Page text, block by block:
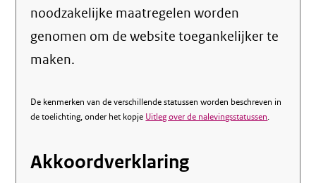
noodzakelijke maatregelen worden
genomen om de website toegankelijker te
maken.
De kenmerken van de verschillende statussen worden beschreven in
de toelichting, onder het kopje Uitleg over de nalevingsstatussen.
Akkoordverklaring